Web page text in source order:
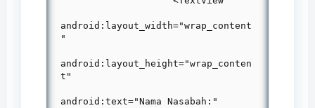
android:layout_width="wrap_content
"
android:layout_height="wrap_conten
t"
android:text="Nama Nasabah:"